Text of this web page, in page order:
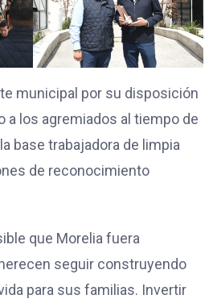
municipal por su disposición
a los agremiados al tiempo de
base trabajadora de limpia
de reconocimiento
que Morelia fuera
seguir construyendo
para sus familias. Invertir